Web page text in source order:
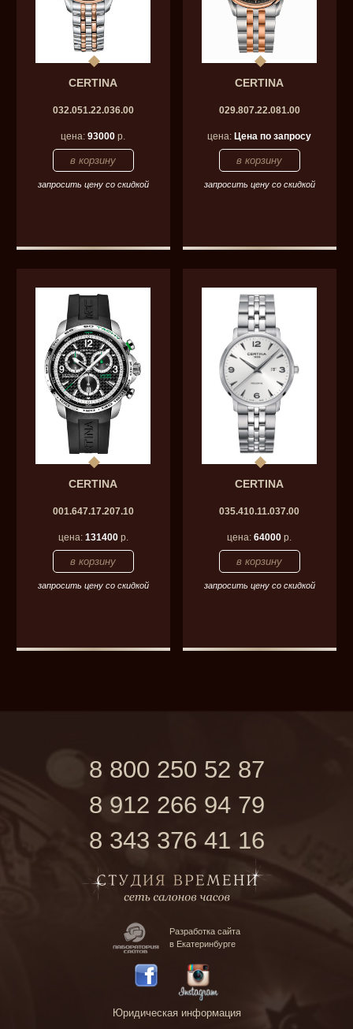
CERTINA
032.051.22.036.00
цена:93000 р.
запросить цену со скидкой
CERTINA
029.807.22.081.00
цена:Цена по запросу
запросить цену со скидкой
CERTINA
001.647.17.207.10
цена: 131400р.
запросить цену со скидкой
CERTINA
035.410.11.037.00
цена:64000 р.
запросить цену со скидкой
8 800 250 52 87
8 912 266 94 79
8 343 376 41 16
Разработка сайта
в Екатеринбурге
Юридическая информация